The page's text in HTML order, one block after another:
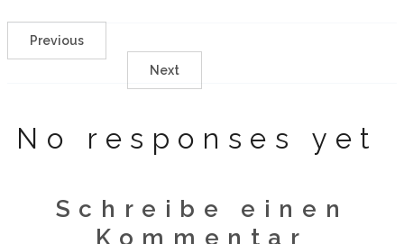
Previous
Next
No responses yet
Schreibe einen
Kommentar